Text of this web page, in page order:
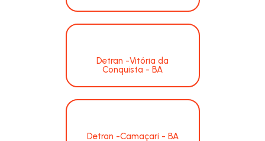
Detran -Vitória da
Conquista - BA
Detran -Camaçari - BA